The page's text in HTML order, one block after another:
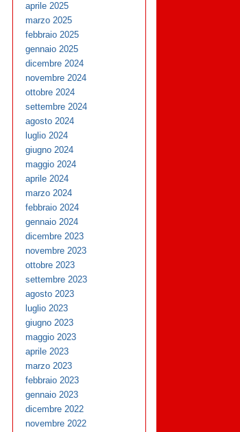
aprile 2025
marzo 2025
febbraio 2025
gennaio 2025
dicembre 2024
novembre 2024
ottobre 2024
settembre 2024
agosto 2024
luglio 2024
giugno 2024
maggio 2024
aprile 2024
marzo 2024
febbraio 2024
gennaio 2024
dicembre 2023
novembre 2023
ottobre 2023
settembre 2023
agosto 2023
luglio 2023
giugno 2023
maggio 2023
aprile 2023
marzo 2023
febbraio 2023
gennaio 2023
dicembre 2022
novembre 2022